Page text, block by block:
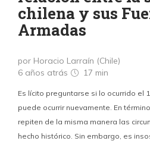
chilena y sus
Armadas
por Horacio Larraín (Chile)
6 años atrás
17 min
Es lícito preguntarse si lo ocurrido el
puede ocurrir nuevamente. En
repiten de la misma manera las
hecho histórico. Sin embargo, es